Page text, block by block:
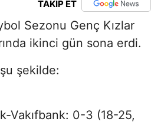
TAKİP ET
Sezonu Genç Kızlar
ikinci gün sona erdi.
şekilde:
Vakıfbank: 0-3 (18-25,